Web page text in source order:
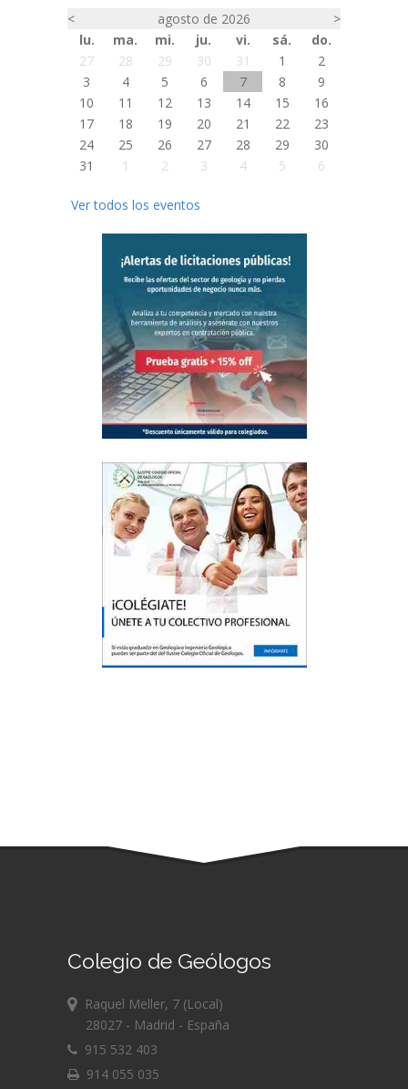
< agosto de 2026
>
lu.
ma. mi. ju. vi. sá.
do.
27
28 29 30 31 1
2
3
4 5 6 7 8
9
10
11 12 13 14 15
16
17
18 19 20 21 22
23
24
25 26 27 28 29
30
31
1 2 3 4 5 6
Ver todos los eventos
Colegio de Geólogos
Raquel Meller, 7 (Local)
28027 - Madrid - España
915 532 403
914 055 035